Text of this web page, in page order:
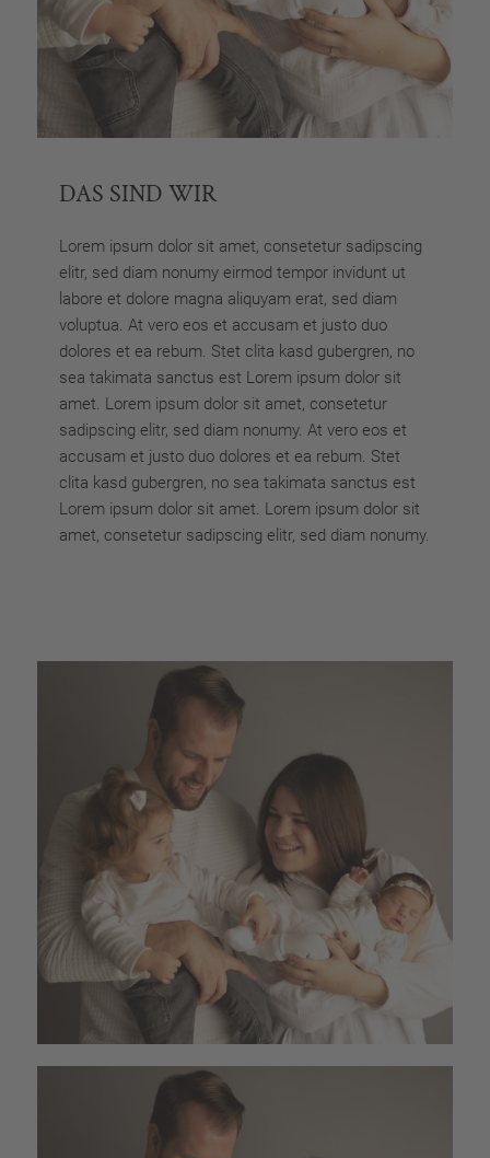
DAS SIND WIR
Lorem ipsum dolor sit amet, consetetur sadipscing
elitr, sed diam nonumy eirmod tempor invidunt ut
labore et dolore magna aliquyam erat, sed diam
voluptua. At vero eos et accusam et justo duo
dolores et ea rebum. Stet clita kasd gubergren, no
sea takimata sanctus est Lorem ipsum dolor sit
amet. Lorem ipsum dolor sit amet, consetetur
sadipscing elitr, sed diam nonumy. At vero eos et
accusam et justo duo dolores et ea rebum. Stet
clita kasd gubergren, no sea takimata sanctus est
Lorem ipsum dolor sit amet. Lorem ipsum dolor sit
amet, consetetur sadipscing elitr, sed diam nonumy.